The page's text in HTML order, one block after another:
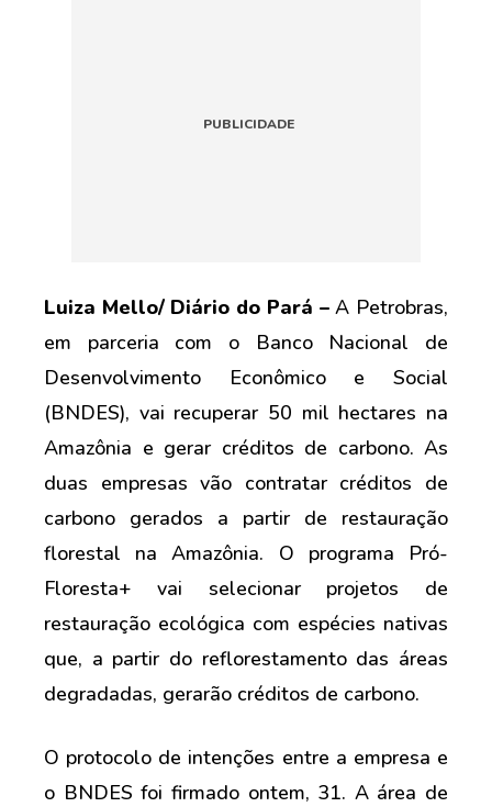
Luiza Mello/ Diário do Pará –A Petrobras,
em parceria com o Banco Nacional de
Desenvolvimento Econômico e Social
(BNDES), vai recuperar 50 mil hectares na
Amazônia e gerar créditos de carbono. As
duas empresas vão contratar créditos de
carbono gerados a partir de restauração
florestal na Amazônia. O programa Pró-
Floresta+ vai selecionar projetos de
restauração ecológica com espécies nativas
que, a partir do reflorestamento das áreas
degradadas, gerarão créditos de carbono.
O protocolo de intenções entre a empresa e
o BNDES foi firmado ontem, 31. A área de